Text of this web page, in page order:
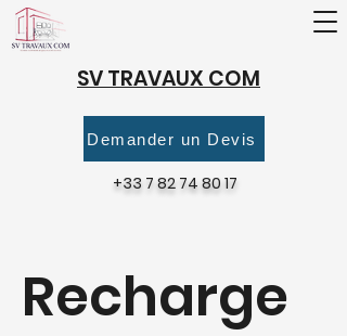
SV TRAVAUX COM
Demander un Devis
+33 7 82 74 80 17
Recharge